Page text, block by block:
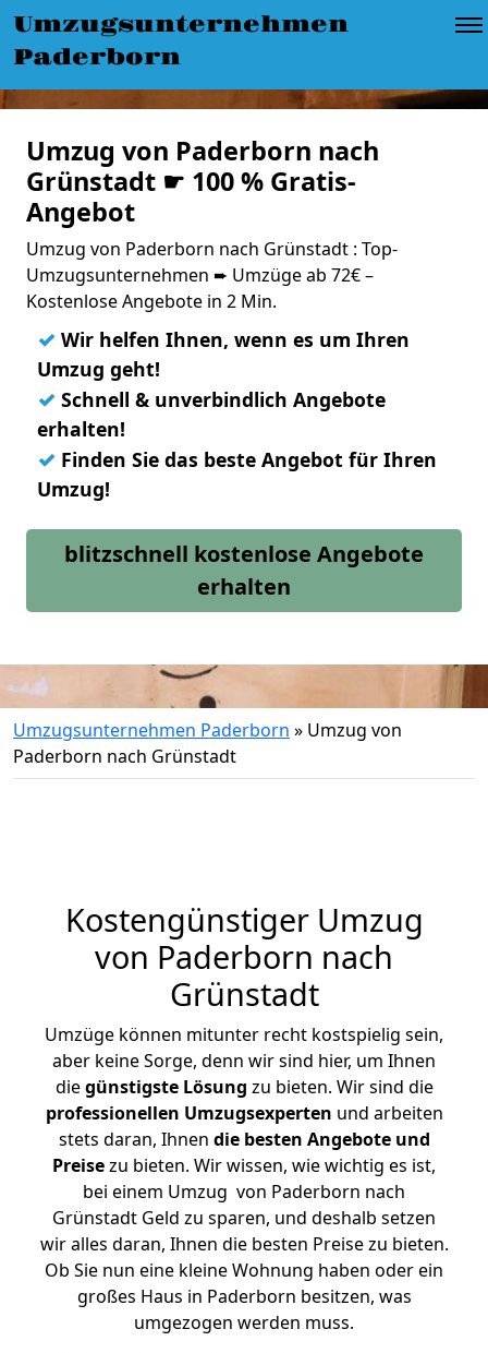
Umzugsunternehmen
Paderborn
Umzug von Paderborn nach
Grünstadt ☛ 100 % Gratis-
Angebot
Umzug von Paderborn nach Grünstadt : Top-
Umzugsunternehmen ➨ Umzüge ab 72€ –
Kostenlose Angebote in 2 Min.
✓ Wir helfen Ihnen, wenn es um Ihren
Umzug geht!
✓ Schnell & unverbindlich Angebote
erhalten!
✓ Finden Sie das beste Angebot für Ihren
Umzug!
blitzschnell kostenlose Angebote
erhalten
Umzugsunternehmen Paderborn » Umzug von
Paderborn nach Grünstadt
Kostengünstiger Umzug
von Paderborn nach
Grünstadt
Umzüge können mitunter recht kostspielig sein,
aber keine Sorge, denn wir sind hier, um Ihnen
diegünstigste Lösung zu bieten. Wir sind die
professionellen Umzugsexperten und arbeiten
stets daran, Ihnen die besten Angebote und
Preisezu bieten. Wir wissen, wie wichtig es ist,
bei einem Umzug von Paderborn nach
Grünstadt Geld zu sparen, und deshalb setzen
wir alles daran, Ihnen die besten Preise zu bieten.
Ob Sie nun eine kleine Wohnung haben oder ein
großes Haus in Paderborn besitzen, was
umgezogen werden muss.